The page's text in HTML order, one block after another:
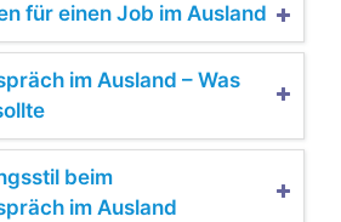
für einen Job im Ausland
im Ausland – Was
beim
im Ausland